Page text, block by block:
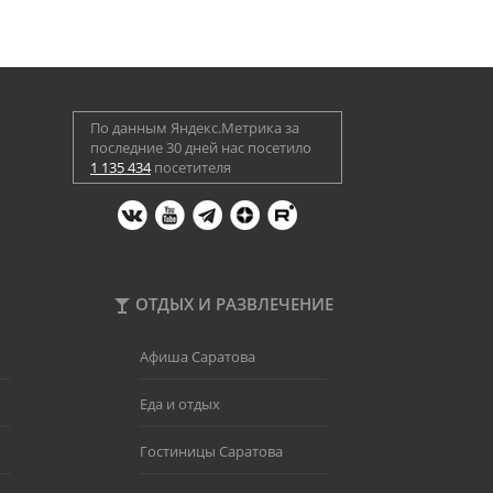
По данным Яндекс.Метрика за
последние 30 дней нас посетило
1 135 434посетителя
ОТДЫХ И РАЗВЛЕЧЕНИЕ
Афиша Саратова
Еда и отдых
Гостиницы Саратова